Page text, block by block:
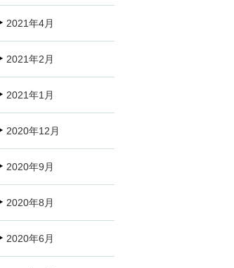
2021年4月
2021年2月
2021年1月
2020年12月
2020年9月
2020年8月
2020年6月